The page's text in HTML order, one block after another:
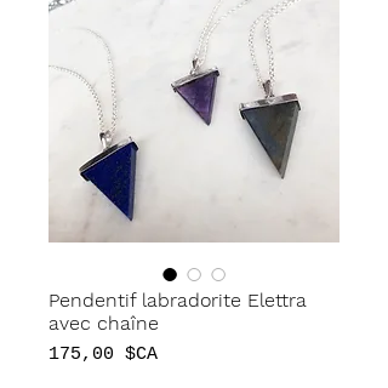
Pendentif labradorite Elettra
avec chaîne
175,00 $CAPrix